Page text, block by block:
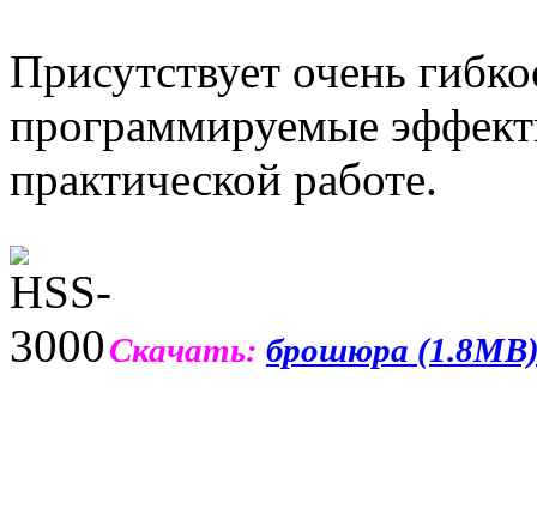
Присутствует очень
программируемые
практической работе.
Скачать: брошюра